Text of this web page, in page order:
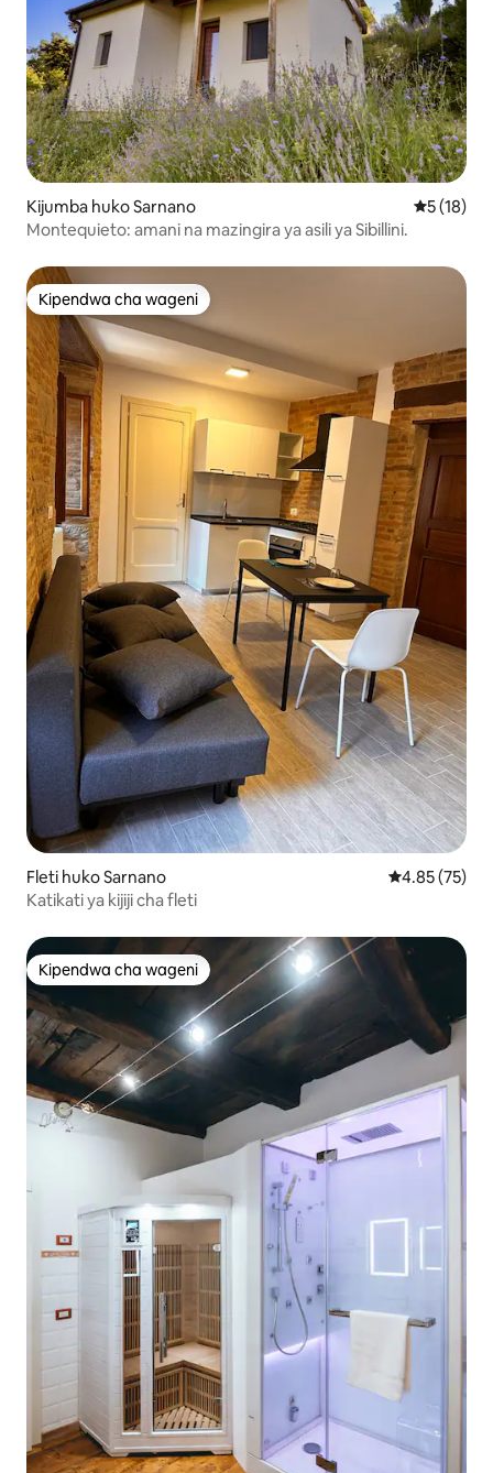
Kijumba huko Sarnano Ukadiriaji
5 (18)
Montequieto: amani na mazingira ya asili ya Sibillini.
Kipendwa cha wageni
Kipendwa cha wageni
Fleti huko Sarnano Ukadiriaji wa
4.85 (75)
Katikati ya kijiji cha fleti
Kipendwa cha wageni
Kipendwa cha wageni